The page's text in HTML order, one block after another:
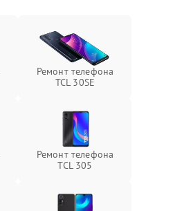
Ремонт телефона
TCL 30SE
Ремонт телефона
TCL 305